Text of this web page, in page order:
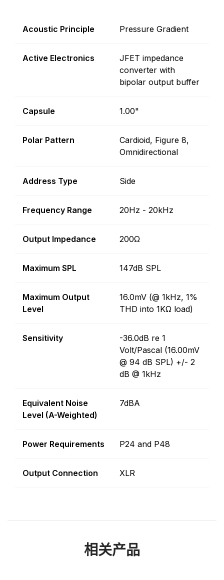
Acoustic Principle Pressure Gradient
Active Electronics
JFET impedance
converter with
bipolar output buffer
Capsule 1.00"
Polar Pattern
Cardioid, Figure 8,
Omnidirectional
Address Type Side
Frequency Range 20Hz - 20kHz
Output Impedance 200Ω
Maximum SPL 147dB SPL
Maximum Output
Level
16.0mV (@ 1kHz, 1%
THD into 1KΩ load)
Sensitivity
-36.0dB re 1
Volt/Pascal (16.00mV
@ 94 dB SPL) +/- 2
dB @ 1kHz
Equivalent Noise
Level (A-Weighted)
7dBA
Power Requirements P24 and P48
Output Connection XLR
相关产品